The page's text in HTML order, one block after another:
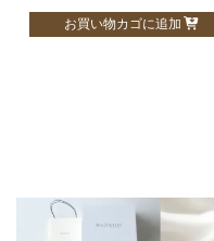
お買い物カゴに追加